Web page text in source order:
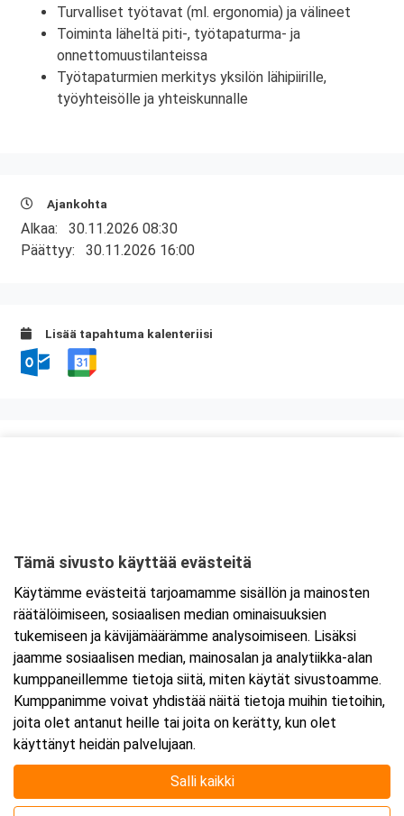
Turvalliset työtavat (ml. ergonomia) ja välineet
Toiminta läheltä piti-, työtapaturma- ja
onnettomuustilanteissa
Työtapaturmien merkitys yksilön lähipiirille,
työyhteisölle ja yhteiskunnalle
Ajankohta
Alkaa: 30.11.2026 08:30
Päättyy: 30.11.2026 16:00
Lisää tapahtuma kalenteriisi
Tarkempi kartta ja ajo-ohjeet
Tämä sivusto käyttää evästeitä
Käytämme evästeitä tarjoamamme sisällön ja mainosten
räätälöimiseen, sosiaalisen median ominaisuuksien
tukemiseen ja kävijämäärämme analysoimiseen. Lisäksi
jaamme sosiaalisen median, mainosalan ja analytiikka-alan
kumppaneillemme tietoja siitä, miten käytät sivustoamme.
Kumppanimme voivat yhdistää näitä tietoja muihin tietoihin,
joita olet antanut heille tai joita on kerätty, kun olet
käyttänyt heidän palvelujaan.
Salli kaikki